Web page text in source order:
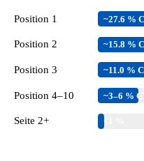
Position 1 ~27.6 %
Position 2 ~15.8 %
Position 3 ~11.0 %
Position 4–10 ~3–6 %
Seite 2+ <1 %